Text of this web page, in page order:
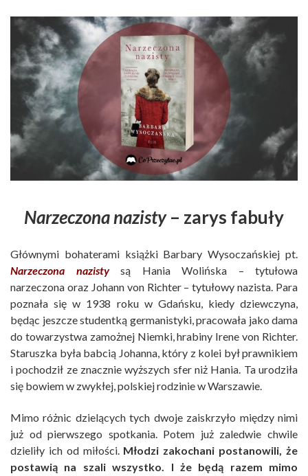
Narzeczona nazisty– zarys fabuły
Głównymi bohaterami książki Barbary Wysoczańskiej pt.
Narzeczona nazistysą Hania Wolińska – tytułowa
narzeczona oraz Johann von Richter – tytułowy nazista. Para
poznała się w 1938 roku w Gdańsku, kiedy dziewczyna,
będąc jeszcze studentką germanistyki, pracowała jako dama
do towarzystwa zamożnej Niemki, hrabiny Irene von Richter.
Staruszka była babcią Johanna, który z kolei był prawnikiem
i pochodził ze znacznie wyższych sfer niż Hania. Ta urodziła
się bowiem w zwykłej, polskiej rodzinie w Warszawie.
Mimo różnic dzielących tych dwoje zaiskrzyło między nimi
już od pierwszego spotkania. Potem już zaledwie chwile
dzieliły ich od miłości. Młodzi zakochani postanowili, że
postawią na szali wszystko. I że będą razem mimo